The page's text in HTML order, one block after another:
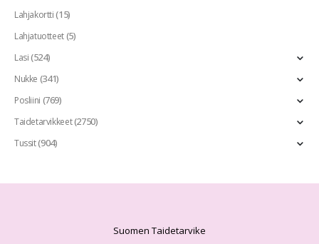
Lahjakortti(15)
Lahjatuotteet(5)
Lasi(524)
Nukke (341)
Posliini (769)
Taidetarvikkeet(2750)
Tussit(904)
Suomen Taidetarvike